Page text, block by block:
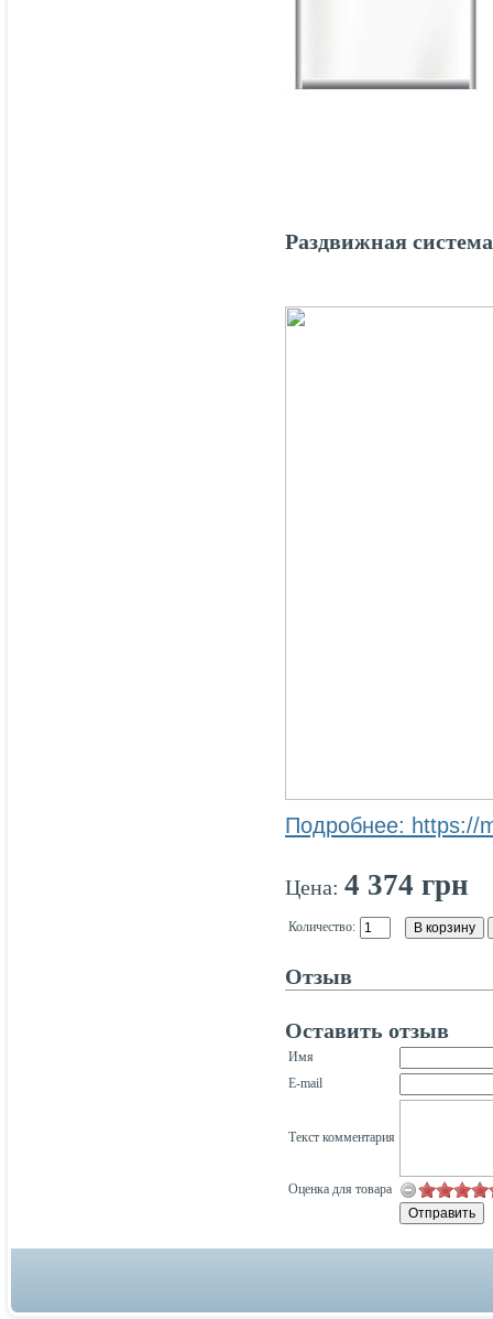
Раздвижная
Подробнее: https://
Цена: 4 374 грн
Количество:
Отзыв
Оставить отзыв
Имя
E-mail
Текст комментария
Оценка для товара